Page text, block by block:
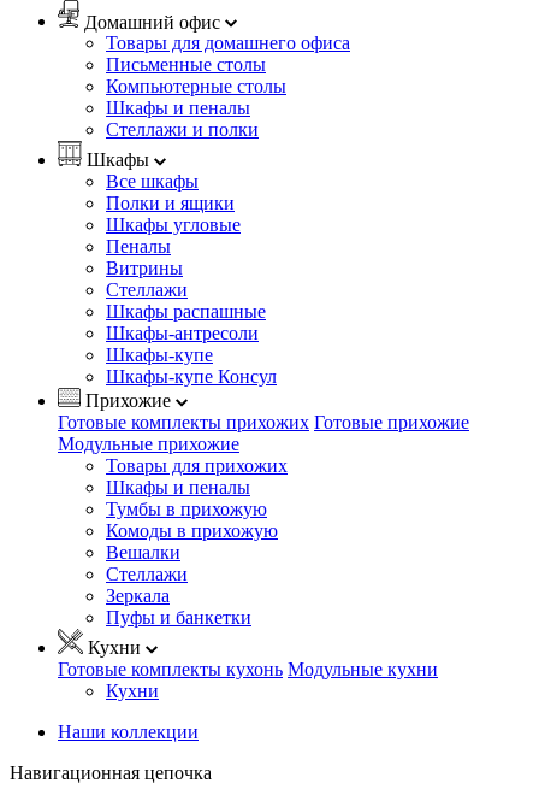
Домашний офис
Товары для домашнего офиса
Письменные столы
Компьютерные столы
Шкафы и пеналы
Стеллажи и полки
Шкафы
Все шкафы
Полки и ящики
Шкафы угловые
Пеналы
Витрины
Стеллажи
Шкафы распашные
Шкафы-антресоли
Шкафы-купе
Шкафы-купе Консул
Прихожие
Готовые комплекты прихожих Готовые прихожие
Модульные прихожие
Товары для прихожих
Шкафы и пеналы
Тумбы в прихожую
Комоды в прихожую
Вешалки
Стеллажи
Зеркала
Пуфы и банкетки
Кухни
Готовые комплекты кухонь Модульные кухни
Кухни
Наши коллекции
Навигационная цепочка